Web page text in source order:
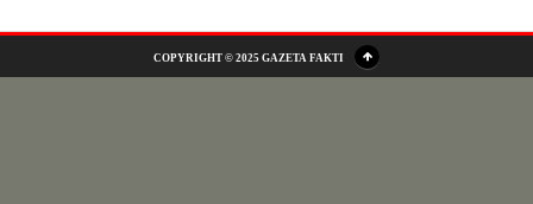
COPYRIGHT © 2025 GAZETA FAKTI